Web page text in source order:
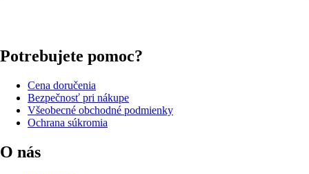
Potrebujete pomoc?
Cena doručenia
Bezpečnosť pri nákupe
Všeobecné obchodné podmienky
Ochrana súkromia
O nás